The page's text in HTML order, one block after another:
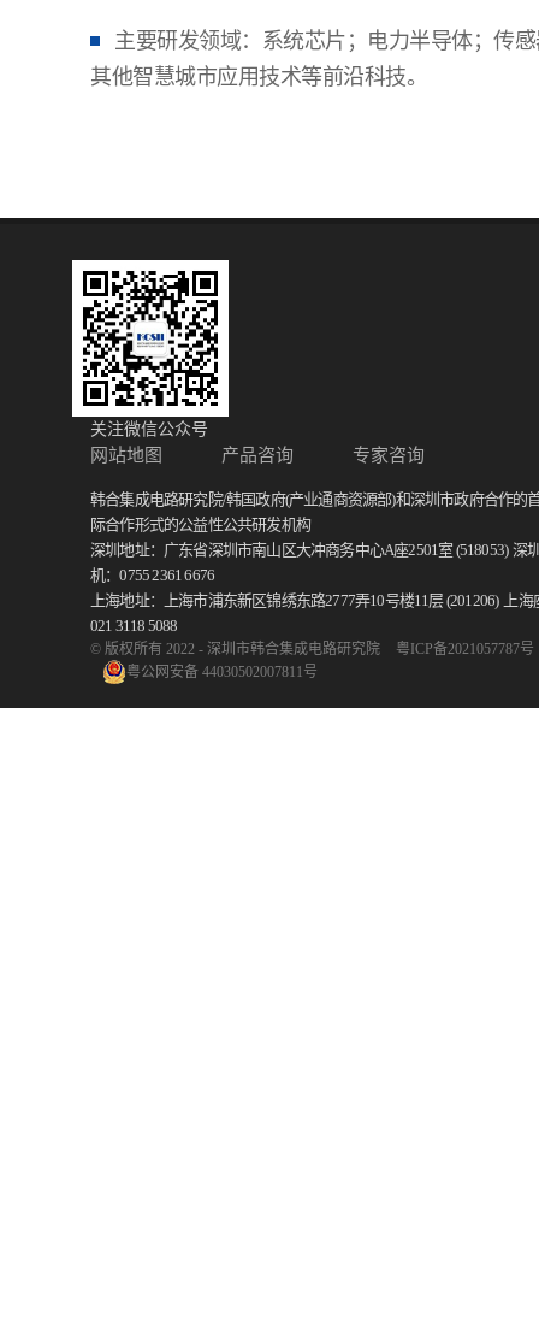
主要研发领域：系统芯片；电力半导体；传
其他智慧城市应用技术等前沿科技。
关注微信公众号
网站地图 产品咨询 专家咨询
韩合集成电路研究院/韩国政府(产业通商资源部)和深圳市政府合作的
际合作形式的公益性公共研发机构
深圳地址：广东省深圳市南山区大冲商务中心A座2501室 (518053) 深
机：0755 2361 6676
上海地址：上海市浦东新区锦绣东路2777弄10号楼11层 (201206)
上
021 3118 5088
© 版权所有 2022 - 深圳市韩合集成电路研究院
粤ICP备2021057787号
粤公网安备 44030502007811号